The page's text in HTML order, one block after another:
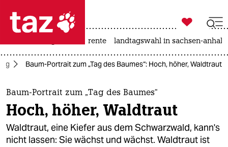
 taz zahl ich
taz zahl ich
themen
politik
öko

taz zahl ich
rente landtagswahl in sachsen-anhalt
Baum-Portrait zum „Tag des Baumes“: Hoch, höher, Waldtraut
Baum-Portrait zum „Tag des Baumes“
Hoch, höher, Waldtraut
Waldtraut, eine Kiefer aus dem Schwarzwald, kann's
nicht lassen: Sie wächst und wächst. Waldtraut ist